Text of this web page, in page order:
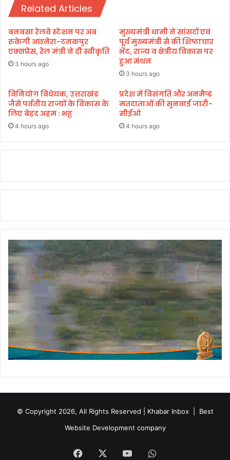
हा
दे
मं
दि
र
आ
पं
जी
क
ण
ला
क
नी
म
हि
ला
ओं
की
त
Related Articles
बनबसा रेलवे स्टेशन पर अब
रुकेगी अछनेरा-टनकपुर
एक्सप्रेस, रेल मंत्री ने दी स्वीकृति
3 hours ago
मुख्यमंत्री धामी ने सांसदों एवं
पूर्व मुख्यमंत्री से की शिष्टाचार
भेंट, राज्य व क्षेत्रीय विकास पर
हुआ मंथन
3 hours ago
विनियोग विधेयक, उत्तराखंड
जैसे पर्वतीय राज्यों के विकास के
लिए बेहद अहम : भट्ट
4 hours ago
प्रदेश में विसंगति और अनमैप्ड
मतदाताओं की सुनवाई जारी-
सीईओ
4 hours ago
© Copyright 2026, All Rights Reserved | Khabar Inbox | Best
Website Development company
Facebook YouTubeWhatsApp